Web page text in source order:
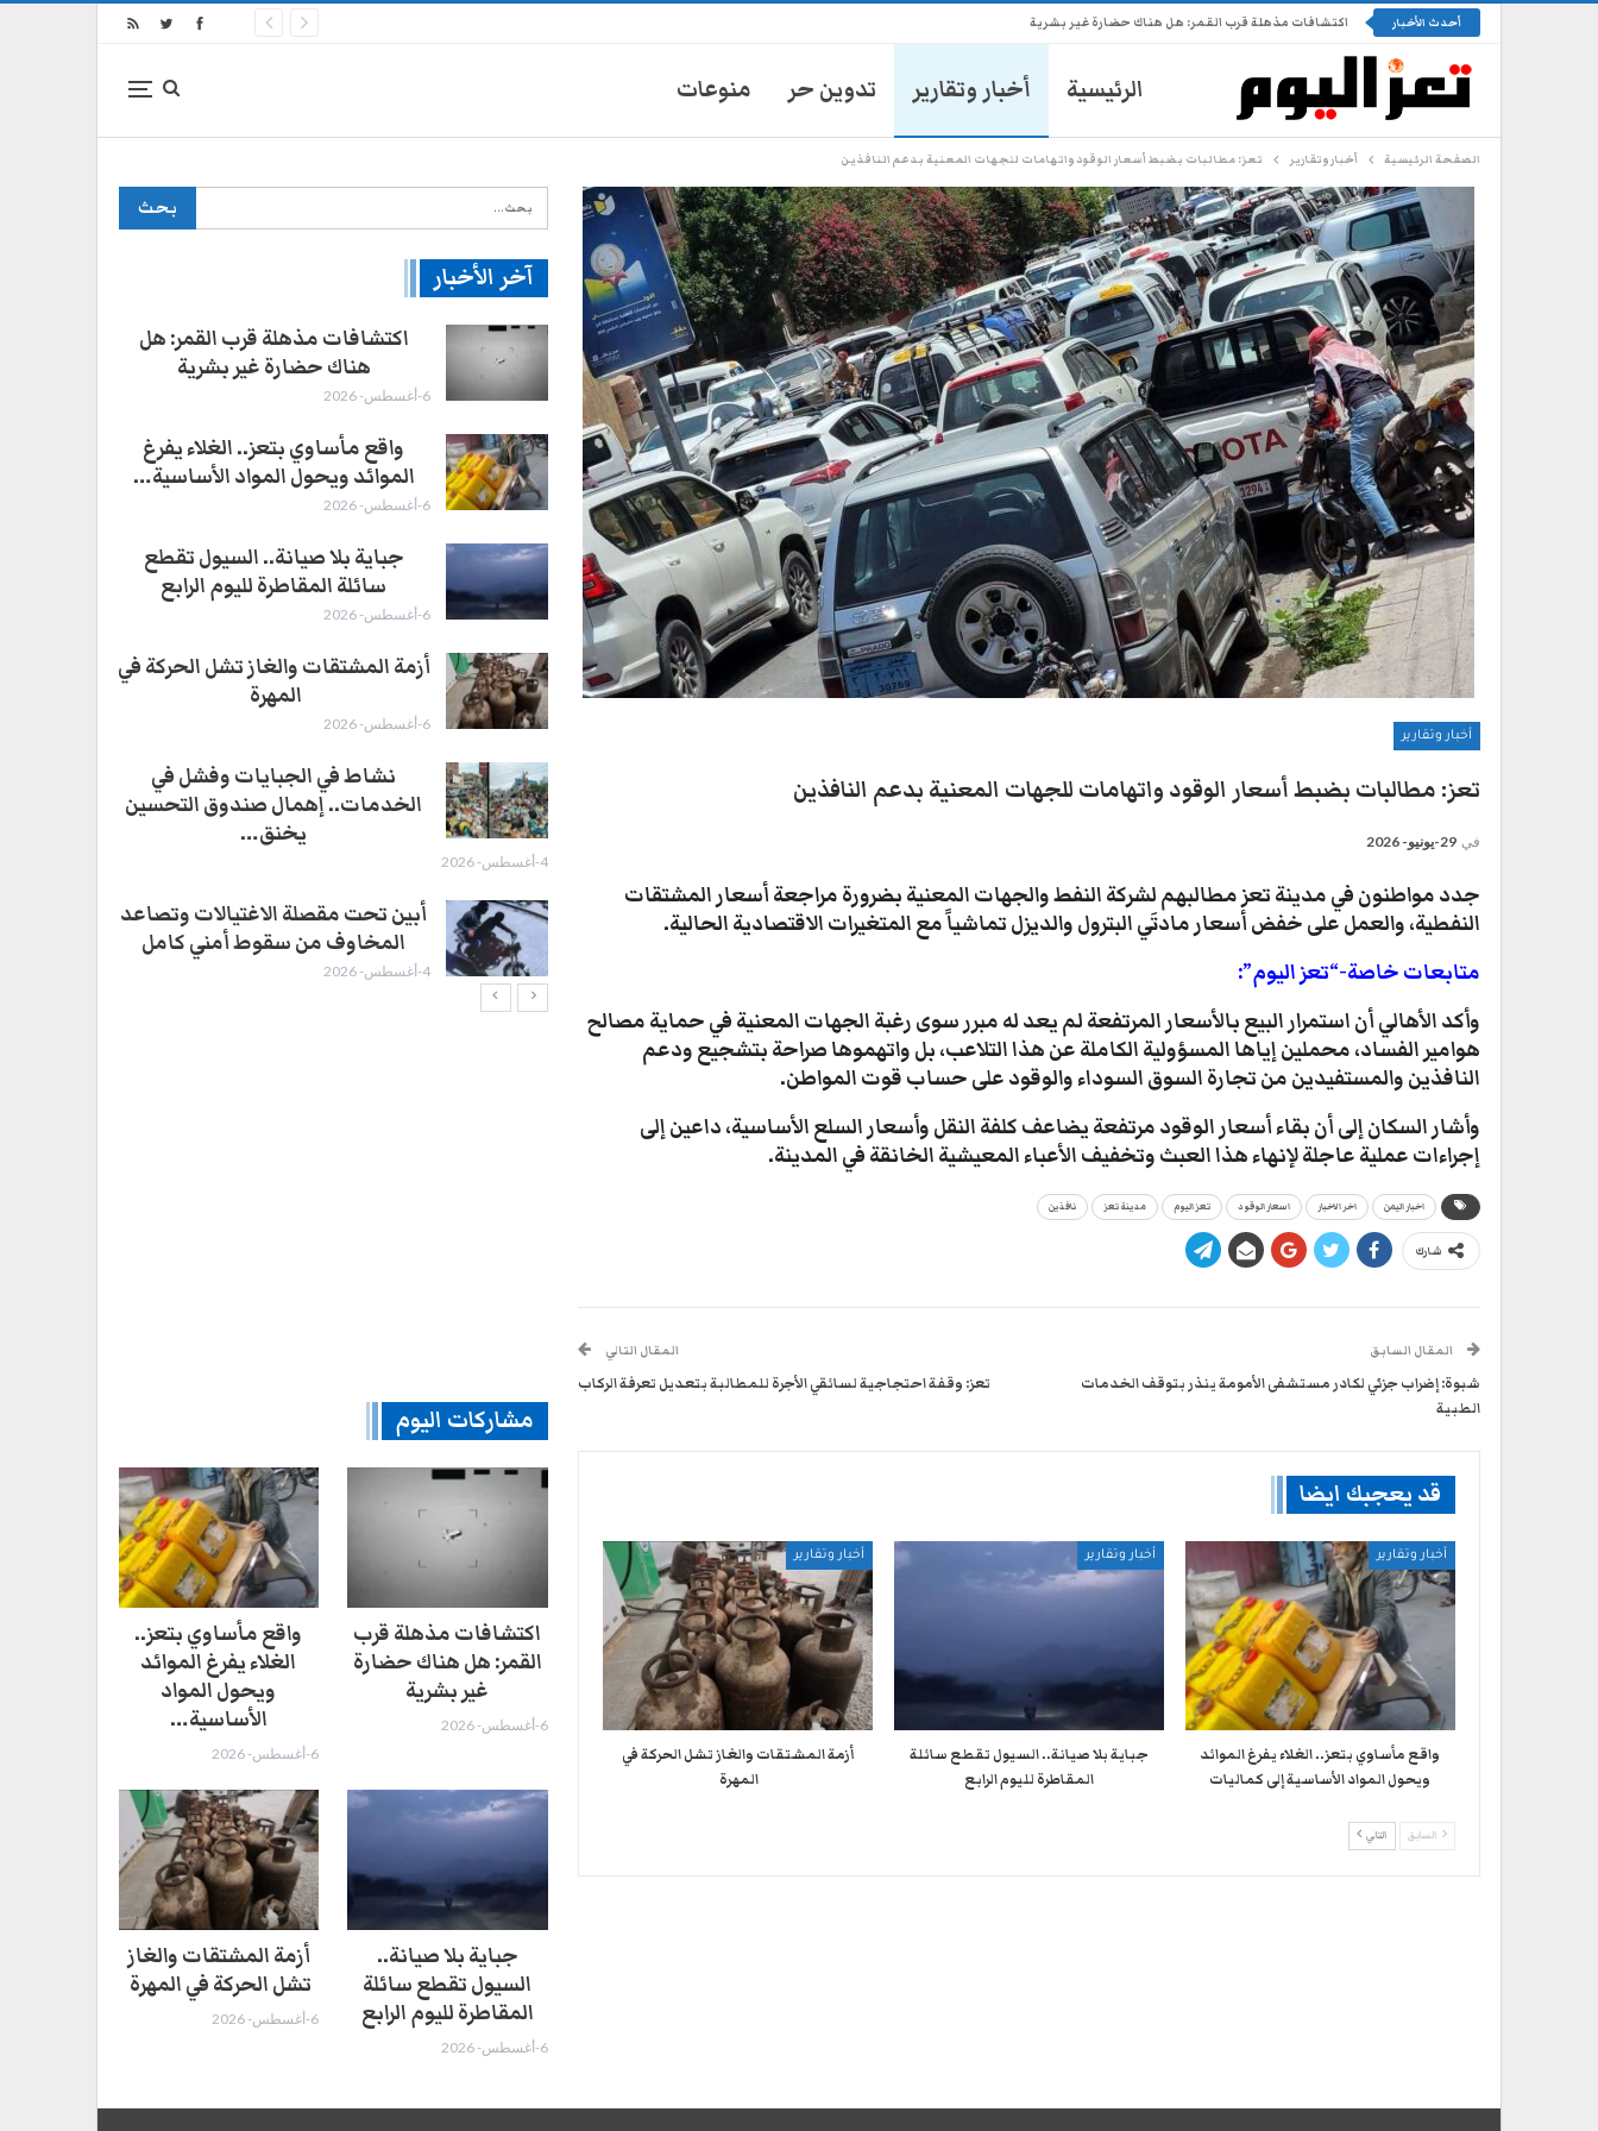
أحدث الأخبار اكتشافات مذهلة قرب القمر: هل هناك حضارة غير بشرية
الرئيسية أخبار وتقارير تدوين حر منوعات
الصفحة الرئيسية أخبار وتقارير تعز: مطالبات بضبط أسعار الوقود واتهامات للجهات المعنية بدعم النافذين
أخبار وتقارير
تعز: مطالبات بضبط أسعار الوقود واتهامات للجهات المعنية بدعم النافذين
في 29-يونيو- 2026
​جدد مواطنون في مدينة تعز مطالبهم لشركة النفط والجهات المعنية بضرورة مراجعة أسعار المشتقات
النفطية، والعمل على خفض أسعار مادتَي البترول والديزل تماشياً مع المتغيرات الاقتصادية الحالية.
متابعات خاصة-“تعز اليوم”:
​وأكد الأهالي أن استمرار البيع بالأسعار المرتفعة لم يعد له مبرر سوى رغبة الجهات المعنية في حماية مصالح
هوامير الفساد، محملين إياها المسؤولية الكاملة عن هذا التلاعب، بل واتهموها صراحة بتشجيع ودعم
النافذين والمستفيدين من تجارة السوق السوداء والوقود على حساب قوت المواطن.
​وأشار السكان إلى أن بقاء أسعار الوقود مرتفعة يضاعف كلفة النقل وأسعار السلع الأساسية، داعين إلى
إجراءات عملية عاجلة لإنهاء هذا العبث وتخفيف الأعباء المعيشية الخانقة في المدينة.
اخبار اليمن اخر الاخبار اسعار الوقود تعز اليوم مدينة تعز نافذين
شارك
المقال السابق
شبوة: إضراب جزئي لكادر مستشفى الأمومة ينذر بتوقف الخدمات
الطبية
المقال التالي
تعز: وقفة احتجاجية لسائقي الأجرة للمطالبة بتعديل تعرفة الركاب
قد يعجبك ايضا
أخبار وتقارير
واقع مأساوي بتعز.. الغلاء يفرغ الموائد
ويحول المواد الأساسية إلى كماليات
أخبار وتقارير
جباية بلا صيانة.. السيول تقطع سائلة
المقاطرة لليوم الرابع
أخبار وتقارير
أزمة المشتقات والغاز تشل الحركة في
المهرة ​
السابق التالي
آخر الأخبار
انتشار أمني في تعز يثير مخاوف
الأهالي من حملات تضييق جديدة
28-يوليو- 2026
موكب محافظ تعز يدهس طفلاً
ويتركه في العناية المركزة
28-يوليو- 2026
سيول تعز تجرف الممتلكات وتقتل
مسنة في جبل حبشي
28-يوليو- 2026
تزايد انتشار الكلاب الضالة بتعز يثير
قلق السكان
إزالة صور الزُبيدي تفجر اشتباكات
مسلحة وحالة توتر في عدن
تعز: احتجاج لبائعي الدجاج رفضاً
لفرض رسوم غير قانونية
اكتشافات مذهلة قرب القمر: هل
هناك حضارة غير بشرية
6-أغسطس- 2026
واقع مأساوي بتعز.. الغلاء يفرغ
الموائد ويحول المواد الأساسية…
6-أغسطس- 2026
جباية بلا صيانة.. السيول تقطع
سائلة المقاطرة لليوم الرابع
6-أغسطس- 2026
أزمة المشتقات والغاز تشل الحركة في
المهرة ​
6-أغسطس- 2026
نشاط في الجبايات وفشل في
الخدمات.. إهمال صندوق التحسين
يخنق…
4-أغسطس- 2026
أبين تحت مقصلة الاغتيالات وتصاعد
المخاوف من سقوط أمني كامل
4-أغسطس- 2026
مشاركات اليوم
اكتشافات مذهلة قرب
القمر: هل هناك حضارة
غير بشرية
6-أغسطس- 2026
واقع مأساوي بتعز..
الغلاء يفرغ الموائد
ويحول المواد
الأساسية…
6-أغسطس- 2026
جباية بلا صيانة..
السيول تقطع سائلة
المقاطرة لليوم الرابع
6-أغسطس- 2026
أزمة المشتقات والغاز
تشل الحركة في المهرة ​
6-أغسطس- 2026